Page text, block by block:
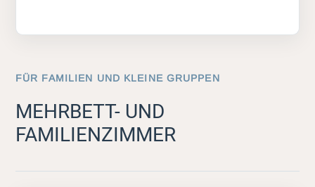
FÜR FAMILIEN UND KLEINE GRUPPEN
MEHRBETT- UND
FAMILIENZIMMER